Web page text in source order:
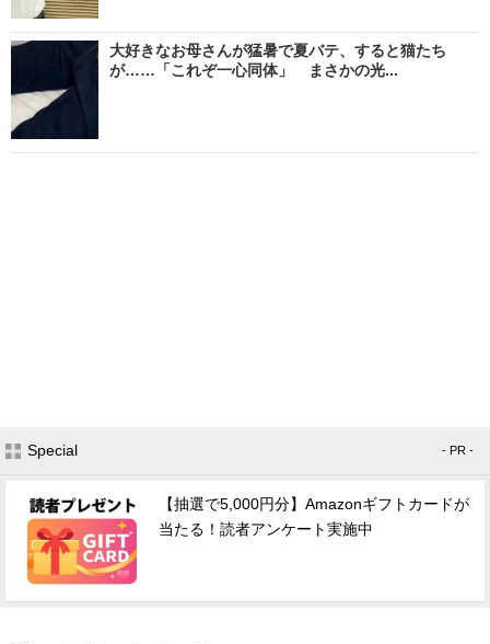
大好きなお母さんが猛暑で夏バテ、すると猫たち
が……「これぞ一心同体」 まさかの光...
Special - PR -
【抽選で5,000円分】Amazonギフトカードが
当たる！読者アンケート実施中